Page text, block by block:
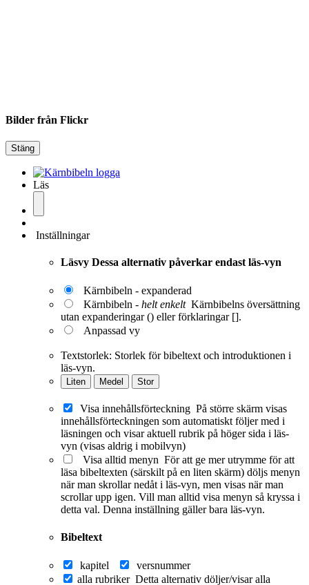
Bilder från Flickr
Stäng
Läs
Inställningar
Läsvy Dessa alternativ påverkar endast läs-vyn
Kärnbibeln - expanderad
Kärnbibeln - helt enkelt Kärnbibelns översättning
utan expanderingar () eller förklaringar [].
Anpassad vy
Textstorlek: Storlek för bibeltext och introduktionen i
läs-vyn.
Liten Medel Stor
Visa innehållsförteckning På större skärm visas
innehållsförteckningen som automatiskt följer med i
läsningen och visar aktuell rubrik på höger sida i läs-
vyn (visas aldrig i mobilvyn)
Visa alltid menyn För att ge mer utrymme för att
läsa bibeltexten (särskilt på en liten skärm) döljs menyn
när man skrollar nedåt i läs-vyn, men visas när man
scrollar upp igen. Vill man alltid visa menyn så kryssa i
detta val. Denna inställning gäller bara läs-vyn.
Bibeltext
kapitel
versnummer
alla rubriker Detta alternativ döljer/visar alla